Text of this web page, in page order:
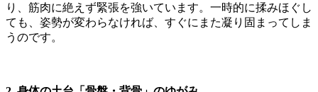
り、筋肉に絶えず緊張を強いています。一時的に揉みほぐし
ても、姿勢が変わらなければ、すぐにまた凝り固まってしま
うのです。